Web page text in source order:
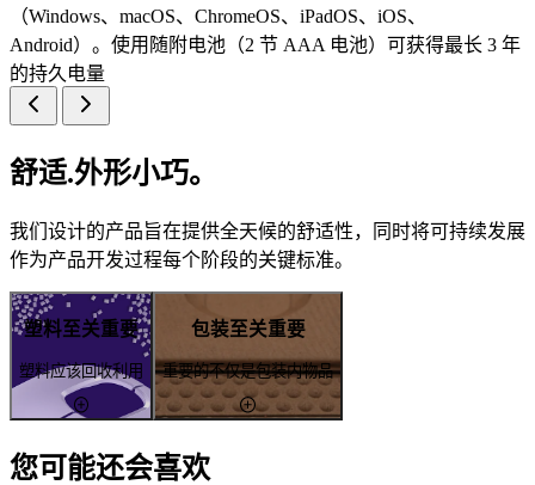
（Windows、macOS、ChromeOS、iPadOS、iOS、
Android）。使用随附电池（2 节 AAA 电池）可获得最长 3 年
的持久电量
舒适.外形小巧。
我们设计的产品旨在提供全天候的舒适性，同时将可持续发展
作为产品开发过程每个阶段的关键标准。
塑料至关重要
塑料应该回收利用
包装至关重要
重要的不仅是包装内物品
您可能还会喜欢